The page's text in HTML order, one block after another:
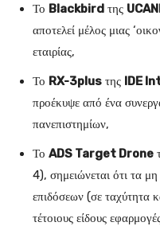
Το Blackbird της
αποτελεί μέλος μιας
εταιρίας,
Το RX-3plus της IDE
προέκυψε από ένα
πανεπιστημίων,
Το ADS Target Drone
4), σημειώνεται ότι τα
επιδόσεων (σε ταχύτητα
τέτοιους είδους